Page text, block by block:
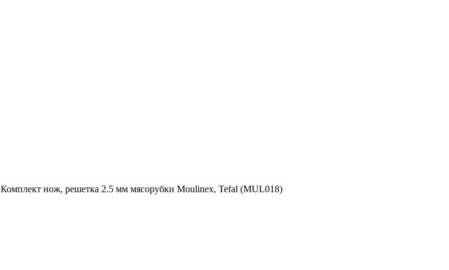
Комплект нож, решетка 2.5 мм мясорубки Moulinex, Tefal (MUL018)